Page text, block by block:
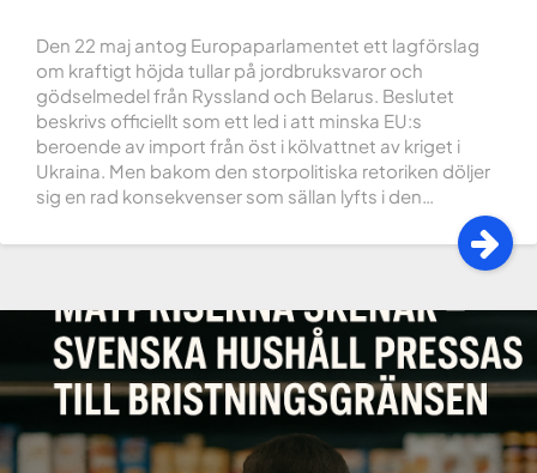
Den 22 maj antog Europaparlamentet ett lagförslag
om kraftigt höjda tullar på jordbruksvaror och
gödselmedel från Ryssland och Belarus. Beslutet
beskrivs officiellt som ett led i att minska EU:s
beroende av import från öst i kölvattnet av kriget i
Ukraina. Men bakom den storpolitiska retoriken döljer
sig en rad konsekvenser som sällan lyfts i den…